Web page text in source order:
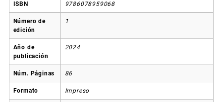
ISBN 9786078959068
Número de
edición
1
Año de
publicación
2024
Núm. Páginas 86
Formato Impreso